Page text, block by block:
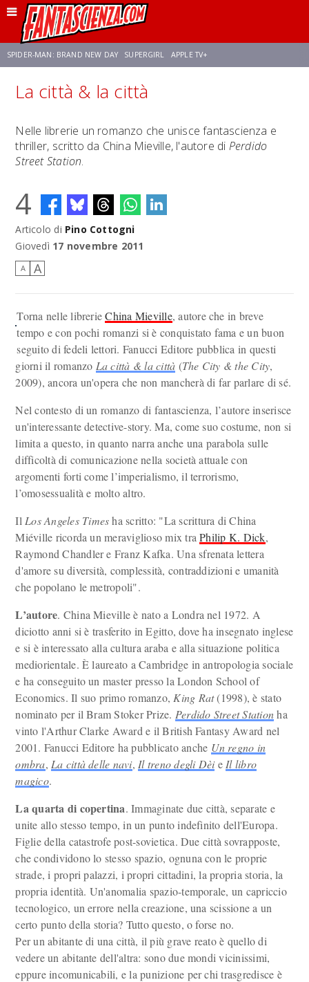
SPIDER-MAN: BRAND NEW DAY SUPERGIRL APPLE TV+
FRANCO RICCIARDIELLO ZENDAYA AVENGERS: DOOMSDAY
NETFLIX SADIE SINK STAR TREK: STRANGE NEW WORLDS
La città & la città
Nelle librerie un romanzo che unisce fantascienza e
thriller, scritto da China Mieville, l'autore di Perdido
Street Station.
4
Articolo di Pino Cottogni
Giovedì 17 novembre 2011
A A
Torna nelle librerieChina Mieville, autore che in breve
tempo e con pochi romanzi si è conquistato fama e un buon
seguito di fedeli lettori. Fanucci Editore pubblica in questi
giorni il romanzo La città & la città (The City & the City,
2009), ancora un'opera che non mancherà di far parlare di sé.
Nel contesto di un romanzo di fantascienza, l’autore inserisce
un'interessante detective-story. Ma, come suo costume, non si
limita a questo, in quanto narra anche una parabola sulle
difficoltà di comunicazione nella società attuale con
argomenti forti come l’imperialismo, il terrorismo,
l’omosessualità e molto altro.
Il Los Angeles Timesha scritto: "La scrittura di China
Miéville ricorda un meraviglioso mix traPhilip K. Dick,
Raymond Chandler e Franz Kafka. Una sfrenata lettera
d'amore su diversità, complessità, contraddizioni e umanità
che popolano le metropoli".
L’autore. China Mieville è nato a Londra nel 1972. A
diciotto anni si è trasferito in Egitto, dove ha insegnato inglese
e si è interessato alla cultura araba e alla situazione politica
mediorientale. È laureato a Cambridge in antropologia sociale
e ha conseguito un master presso la London School of
Economics. Il suo primo romanzo, King Rat(1998), è stato
nominato per il Bram Stoker Prize. Perdido Street Stationha
vinto l'Arthur Clarke Award e il British Fantasy Award nel
2001. Fanucci Editore ha pubblicato anche Un regno in
ombra, La città delle navi, Il treno degli Dèie Il libro
magico.
La quarta di copertina. Immaginate due città, separate e
unite allo stesso tempo, in un punto indefinito dell'Europa.
Figlie della catastrofe post-sovietica. Due città sovrapposte,
che condividono lo stesso spazio, ognuna con le proprie
strade, i propri palazzi, i propri cittadini, la propria storia, la
propria identità. Un'anomalia spazio-temporale, un capriccio
tecnologico, un errore nella creazione, una scissione a un
certo punto della storia? Tutto questo, o forse no.
Per un abitante di una città, il più grave reato è quello di
vedere un abitante dell'altra: sono due mondi vicinissimi,
eppure incomunicabili, e la punizione per chi trasgredisce è